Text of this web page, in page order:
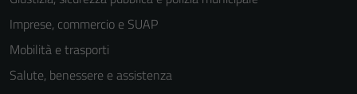
Imprese, commercio e SUAP
Mobilità e trasporti
Salute, benessere e assistenza